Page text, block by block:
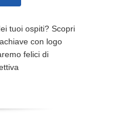
tuoi ospiti? Scopri
con logo
felici di